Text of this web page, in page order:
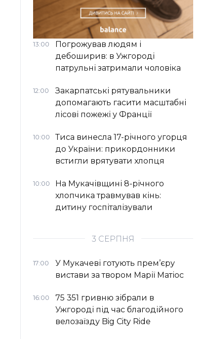
13:00
Погрожував людям і
дебоширив: в Ужгороді
патрульні затримали чоловіка
12:00
Закарпатські рятувальники
допомагають гасити масштабні
лісові пожежі у Франції
10:00
Тиса винесла 17-річного угорця
до України: прикордонники
встигли врятувати хлопця
10:00
На Мукачівщині 8-річного
хлопчика травмував кінь:
дитину госпіталізували
3 СЕРПНЯ
17:00
У Мукачеві готують прем’єру
вистави за твором Марії Матіос
16:00
75 351 гривню зібрали в
Ужгороді під час благодійного
велозаїзду Big Сity Ride